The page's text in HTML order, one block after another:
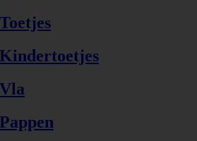
Toetjes
Kindertoetjes
Vla
Pappen